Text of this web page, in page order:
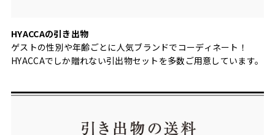
HYACCAの引き出物
ゲストの性別や年齢ごとに人気ブランドでコーディネート！
HYACCAでしか贈れない引出物セットを多数ご用意しています。